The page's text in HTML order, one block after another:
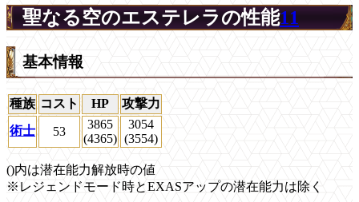
聖なる空のエステレラの性能11
基本情報
種族 コスト HP
攻撃力
術士
53
3865
(4365)
3054
(3554)
()内は潜在能力解放時の値
※レジェンドモード時とEXASアップの潜在能力は除く